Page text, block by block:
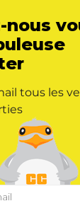
nous
tous les